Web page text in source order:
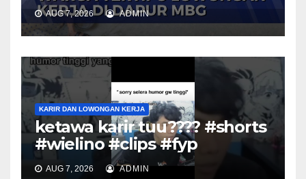
AUG 7, 2026 ADMIN
KARIR DAN LOWONGAN KERJA
ketawa karir tuu???? #shorts
#wielino #clips #fyp
AUG 7, 2026 ADMIN